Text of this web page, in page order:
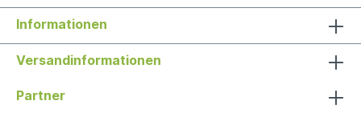
Informationen
Versandinformationen
Partner